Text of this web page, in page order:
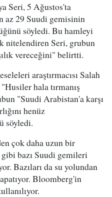
Seri, 5 Ağustos'ta
az 29 Suudi gemisinin
söyledi. Bu hamleyi
nitelendiren Seri, grubun
vereceğini" belirtti.
araştırmacısı Salah
hala tırmanış
"Suudi Arabistan'a karşı
henüz
söyledi.
çok daha uzun bir
bazı Suudi gemileri
Bazıları da su yolundan
Bloomberg'in